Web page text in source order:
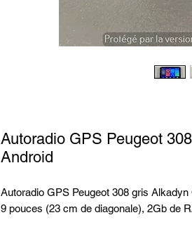
Autoradio GPS Peugeot
Android
Autoradio GPS Peugeot 308 gris
9 pouces (23 cm de diagonale), 2Gb de